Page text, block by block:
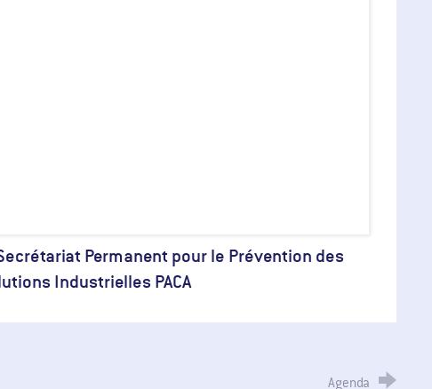
Permanent pour le Prévention des
Industrielles PACA
Agenda